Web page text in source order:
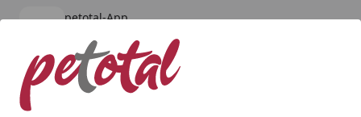
petotal-App
kostenlos - Im App Store
Alle Produkte
Mein Konto